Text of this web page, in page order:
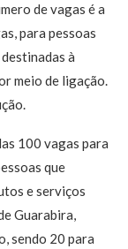
de vagas é a
para pessoas
à
meio de ligação.
100 vagas para
que
e serviços
Guarabira,
sendo 20 para